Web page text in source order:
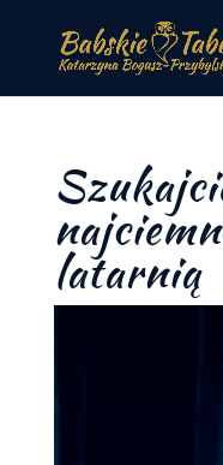
latarnią